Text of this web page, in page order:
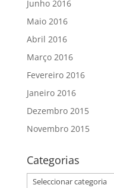
Junho 2016
Maio 2016
Abril 2016
Março 2016
Fevereiro 2016
Janeiro 2016
Dezembro 2015
Novembro 2015
Categorias
Categorias